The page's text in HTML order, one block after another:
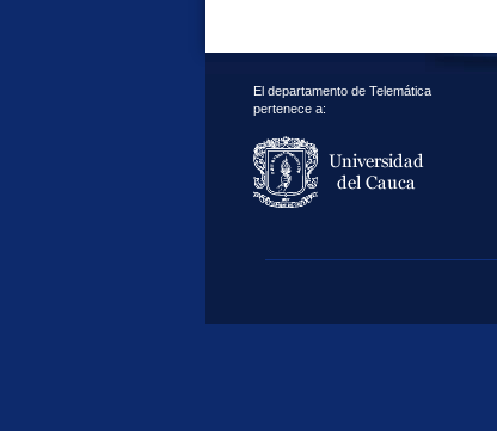
El departamento de Telemática
pertenece a: